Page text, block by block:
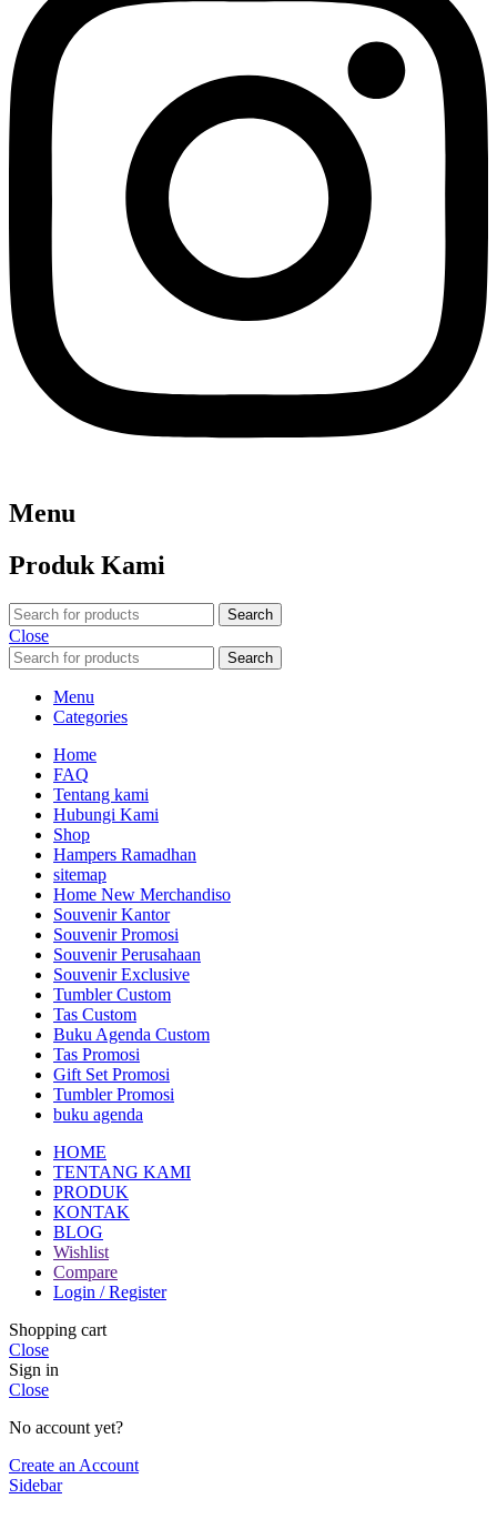
Menu
Produk Kami
Search
Close
Search
Menu
Categories
Home
FAQ
Tentang kami
Hubungi Kami
Shop
Hampers Ramadhan
sitemap
Home New Merchandiso
Souvenir Kantor
Souvenir Promosi
Souvenir Perusahaan
Souvenir Exclusive
Tumbler Custom
Tas Custom
Buku Agenda Custom
Tas Promosi
Gift Set Promosi
Tumbler Promosi
buku agenda
HOME
TENTANG KAMI
PRODUK
KONTAK
BLOG
Wishlist
Compare
Login / Register
Shopping cart
Close
Sign in
Close
No account yet?
Create an Account
Sidebar